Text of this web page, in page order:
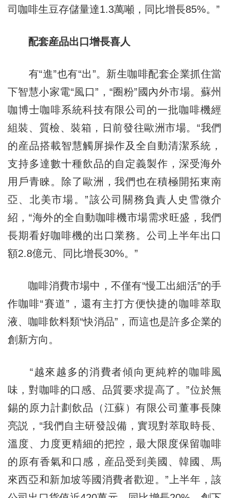
司咖啡生豆存儲量達1.3萬噸，同比增長85%。”
配套産品出口增長喜人
有“進”也有“出”。新生咖啡配套企業抓住當
下智慧小家電“風口”，“圈粉”國內外市場。蘇州
咖博士咖啡系統科技有限公司的一批咖啡機經
組裝、質檢、裝箱，日前發往歐洲市場。“我們
的産品搭載智慧觸屏操作及全自動清潔系統，
支持多達數十種飲品的自定義製作，深受海外
用戶青睞。除了歐洲，我們也在積極開拓東南
亞、北美市場。”該公司關務負責人史雪微介
紹，“海外的全自動咖啡機市場需求旺盛，我們
長期看好咖啡機的出口業務。公司上半年出口
額2.8億元、同比增長30%。”
咖啡消費市場中，不僅有“慢工出細活”的手
作咖啡“賽道”，還有主打方便快捷的咖啡萃取
液、咖啡飲料類“快消品”，而這也是許多企業的
創新方向。
“越來越多的消費者傾向更純粹的咖啡風
味，對咖啡的口感、品質要求提高了。”位於無
錫的原力計劃飲品（江蘇）有限公司董事長陳
亮説，“我們自主研發設備，實現對萃取時長、
溫度、力度更精細的把控，最大限度保留咖啡
的原有香氣和口感，産品受到美國、韓國、馬
來西亞和新加坡等國消費者歡迎。”上半年，該